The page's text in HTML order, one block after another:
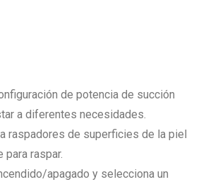
de potencia de succión
a diferentes necesidades.
raspadores de superficies de la piel
para raspar.
apagado y selecciona un